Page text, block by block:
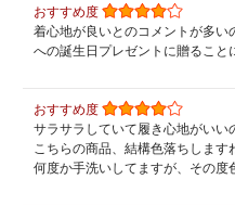
おすすめ度
着心地が良いとのコメントが多
への誕生日プレゼントに贈ること
おすすめ度
サラサラしていて履き心地がいい
こちらの商品、結構色落ちします
何度か手洗いしてますが、その度